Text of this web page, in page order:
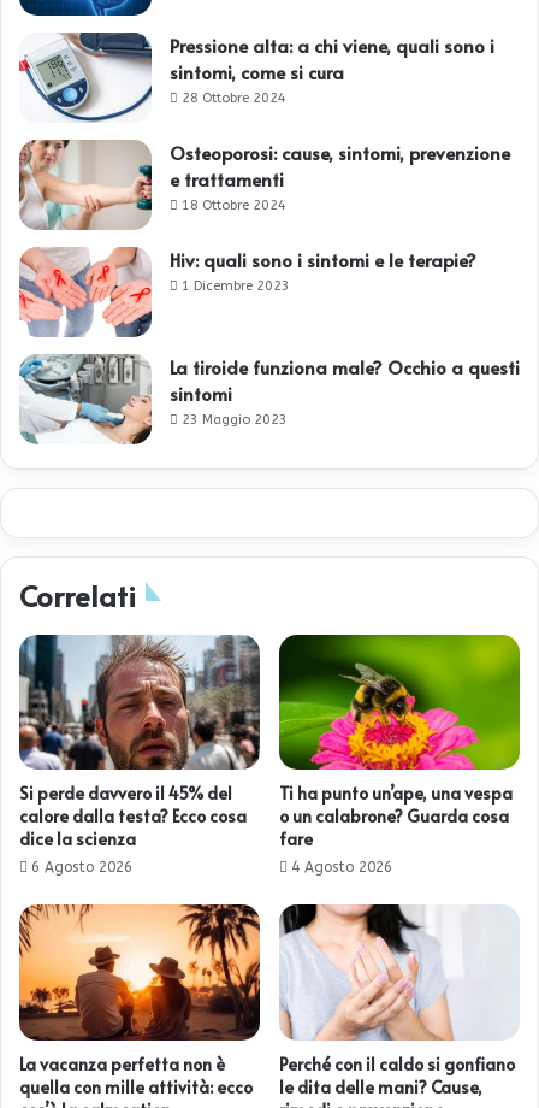
Pressione alta: a chi viene, quali sono i
sintomi, come si cura
28 Ottobre 2024
Osteoporosi: cause, sintomi, prevenzione
e trattamenti
18 Ottobre 2024
Hiv: quali sono i sintomi e le terapie?
1 Dicembre 2023
La tiroide funziona male? Occhio a questi
sintomi
23 Maggio 2023
Correlati
Si perde davvero il 45% del
calore dalla testa? Ecco cosa
dice la scienza
6 Agosto 2026
Ti ha punto un’ape, una vespa
o un calabrone? Guarda cosa
fare
4 Agosto 2026
La vacanza perfetta non è
quella con mille attività: ecco
Perché con il caldo si gonfiano
le dita delle mani? Cause,